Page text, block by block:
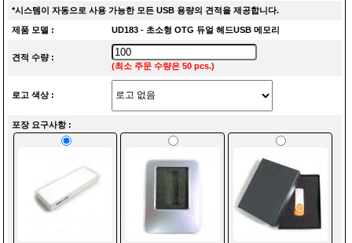
*시스템이 자동으로 사용 가능한 모든 USB 용량의 견적을 제공합니다.
제품 모델 : UD183 - 초소형 OTG 듀얼 헤드USB 메모리
견적 수량 :
(최소 주문 수량은 50 pcs.)
로고 색상 :
포장 요구사항 :